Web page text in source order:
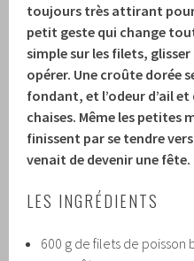
toujours très attirant pour
petit geste qui change
simple sur les filets,
opérer. Une croûte dorée
fondant, et l’odeur d’ail
chaises. Même les petites
finissent par se tendre
venait de devenir une fête.
LES INGRÉDIENTS
600 g de filets de